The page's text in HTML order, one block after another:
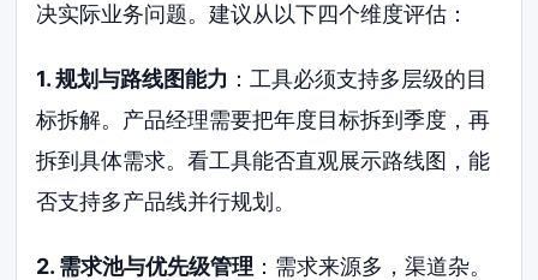
决实际业务问题。建议从以下四个维度评估：
1. 规划与路线图能力 ：工具必须支持多层级的目
标拆解。产品经理需要把年度目标拆到季度，再
拆到具体需求。看工具能否直观展示路线图，能
否支持多产品线并行规划。
2. 需求池与优先级管理 ：需求来源多，渠道杂。